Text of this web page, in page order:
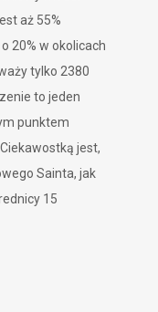
aż 55%
20% w okolicach
tylko 2380
to jeden
punktem
jest,
Sainta, jak
15